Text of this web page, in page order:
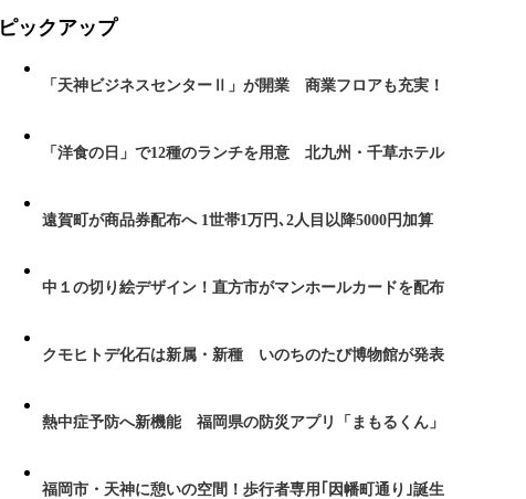
ピックアップ
「天神ビジネスセンターⅡ」が開業 商業フロアも充実！
「洋食の日」で12種のランチを用意 北九州・千草ホテル
遠賀町が商品券配布へ 1世帯1万円､2人目以降5000円加算
中１の切り絵デザイン！直方市がマンホールカードを配布
クモヒトデ化石は新属・新種 いのちのたび博物館が発表
熱中症予防へ新機能 福岡県の防災アプリ「まもるくん」
福岡市・天神に憩いの空間！歩行者専用｢因幡町通り｣誕生